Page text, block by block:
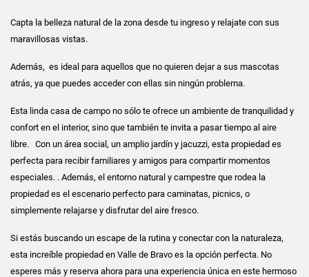
Capta la belleza natural de la zona desde tu ingreso y relajate con sus
maravillosas vistas.
Además, es ideal para aquellos que no quieren dejar a sus mascotas
atrás, ya que puedes acceder con ellas sin ningún problema.
Esta linda casa de campo no sólo te ofrece un ambiente de tranquilidad y
confort en el interior, sino que también te invita a pasar tiempo al aire
libre. Con un área social, un amplio jardín y jacuzzi, esta propiedad es
perfecta para recibir familiares y amigos para compartir momentos
especiales. . Además, el entorno natural y campestre que rodea la
propiedad es el escenario perfecto para caminatas, picnics, o
simplemente relajarse y disfrutar del aire fresco.
Si estás buscando un escape de la rutina y conectar con la naturaleza,
esta increíble propiedad en Valle de Bravo es la opción perfecta. No
esperes más y reserva ahora para una experiencia única en este hermoso